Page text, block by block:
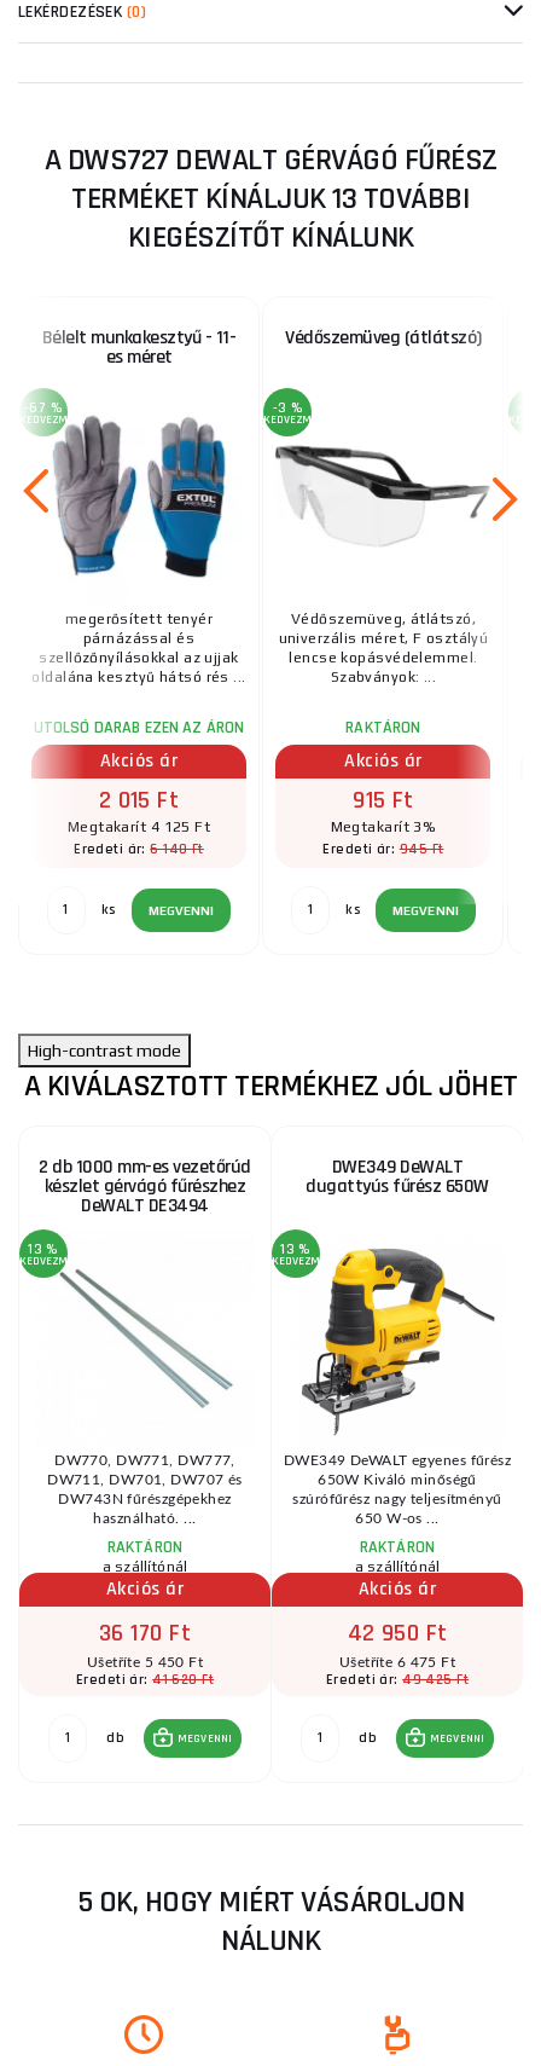
LEKÉRDEZÉSEK (0)
A DWS727 DEWALT GÉRVÁGÓ FŰRÉSZ
TERMÉKET KÍNÁLJUK 13 TOVÁBBI
KIEGÉSZÍTŐT KÍNÁLUNK
Bélelt munkakesztyű - 11-
es méret
-67 %
KEDVEZMÉNY
megerősített tenyér
párnázással és
szellőzőnyílásokkal az ujjak
oldalána kesztyű hátsó rés ...
UTOLSÓ DARAB EZEN AZ ÁRON
Akciós ár
2 015 Ft
Megtakarít 4 125 Ft
Eredeti ár:6 140 Ft
ks MEGVENNI
Védőszemüveg (átlátszó)
-3 %
KEDVEZMÉNY
Védőszemüveg, átlátszó,
univerzális méret, F osztályú
lencse kopásvédelemmel.
Szabványok: ...
RAKTÁRON
Akciós ár
915 Ft
Megtakarít 3%
Eredeti ár:945 Ft
ks MEGVENNI
High-contrast mode
A KIVÁLASZTOTT TERMÉKHEZ JÓL JÖHET
2 db 1000 mm-es vezetőrúd
készlet gérvágó fűrészhez
DeWALT DE3494
13 %
KEDVEZMÉNY
DW770, DW771, DW777,
DW711, DW701, DW707 és
DW743N fűrészgépekhez
használható. ...
RAKTÁRON
a szállítónál
Akciós ár
36 170 Ft
Ušetříte 5 450 Ft
Eredeti ár:41 620 Ft
db MEGVENNI
DWE349 DeWALT
dugattyús fűrész 650W
13 %
KEDVEZMÉNY
DWE349 DeWALT egyenes fűrész
650W Kiváló minőségű
szúrófűrész nagy teljesítményű
650 W-os ...
RAKTÁRON
a szállítónál
Akciós ár
42 950 Ft
Ušetříte 6 475 Ft
Eredeti ár:49 425 Ft
db MEGVENNI
5 OK, HOGY MIÉRT VÁSÁROLJON
NÁLUNK